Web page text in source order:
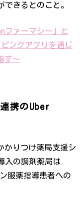
できるとのこと。
ファーマシー」と
ングアプリを通じ
す～
携のUber
かりつけ薬局支援シ
入の調剤薬局は
服薬指導患者への